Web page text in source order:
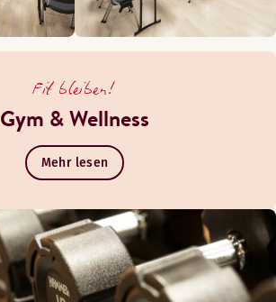
Fit bleiben!
Gym & Wellness
Mehr lesen